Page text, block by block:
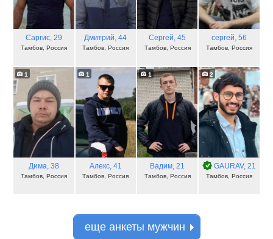
Саргис, 29
Тамбов, Россия
Дмитрий, 44
Тамбов, Россия
Сергей, 45
Тамбов, Россия
сергей, 56
Тамбов, Россия
1
Дима, 38
Тамбов, Россия
1
Алекс, 41
Тамбов, Россия
1
Вадим, 21
Тамбов, Россия
2
GAURAV, 21
Тамбов, Россия
еще анкеты мужчин